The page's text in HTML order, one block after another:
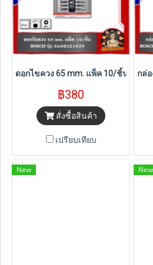
ดอกไขควง 65 mm. แพ็ค 10/ชิ้น
฿380
สั่งซื้อสินค้า
เปรียบเทียบ
กล่อ
New New